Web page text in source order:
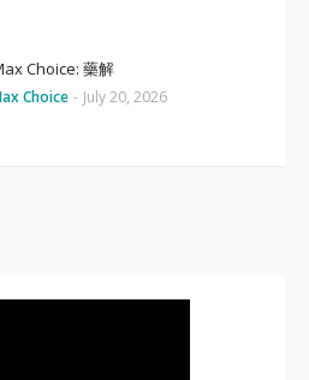
Choice: 藥解
Choice - July 20, 2026